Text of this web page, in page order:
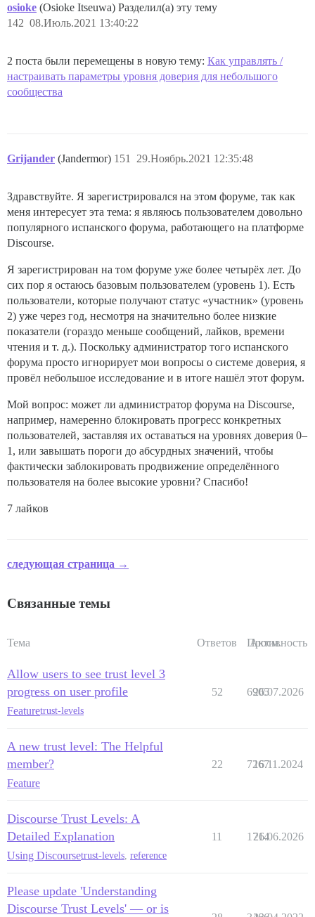
osioke (Osioke Itseuwa) Разделил(а) эту тему
08.Июль.2021 13:40:22
142
2 поста были перемещены в новую тему: Как управлять /
настраивать параметры уровня доверия для небольшого
сообщества
Grijander (Jandermor) 29.Ноябрь.2021 12:35:48
151
Здравствуйте. Я зарегистрировался на этом форуме, так как
меня интересует эта тема: я являюсь пользователем довольно
популярного испанского форума, работающего на платформе
Discourse.
Я зарегистрирован на том форуме уже более четырёх лет. До
сих пор я остаюсь базовым пользователем (уровень 1). Есть
пользователи, которые получают статус «участник» (уровень
2) уже через год, несмотря на значительно более низкие
показатели (гораздо меньше сообщений, лайков, времени
чтения и т. д.). Поскольку администратор того испанского
форума просто игнорирует мои вопросы о системе доверия, я
провёл небольшое исследование и в итоге нашёл этот форум.
Мой вопрос: может ли администратор форума на Discourse,
например, намеренно блокировать прогресс конкретных
пользователей, заставляя их оставаться на уровнях доверия 0–
1, или завышать пороги до абсурдных значений, чтобы
фактически заблокировать продвижение определённого
пользователя на более высокие уровни? Спасибо!
7 лайков
следующая страница →
Связанные темы
Тема Ответов Просм.
Активность
Allow users to see trust level 3
progress on user profile
Featuretrust-levels
52 6905
26.07.2026
A new trust level: The Helpful
member?
Feature
22 7267
16.11.2024
Discourse Trust Levels: A
Detailed Explanation
Using Discoursetrust-levels, reference
11 1714
26.06.2026
Please update 'Understanding
Discourse Trust Levels' — or is